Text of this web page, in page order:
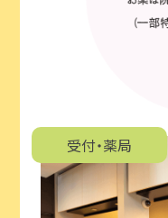
受付・薬局